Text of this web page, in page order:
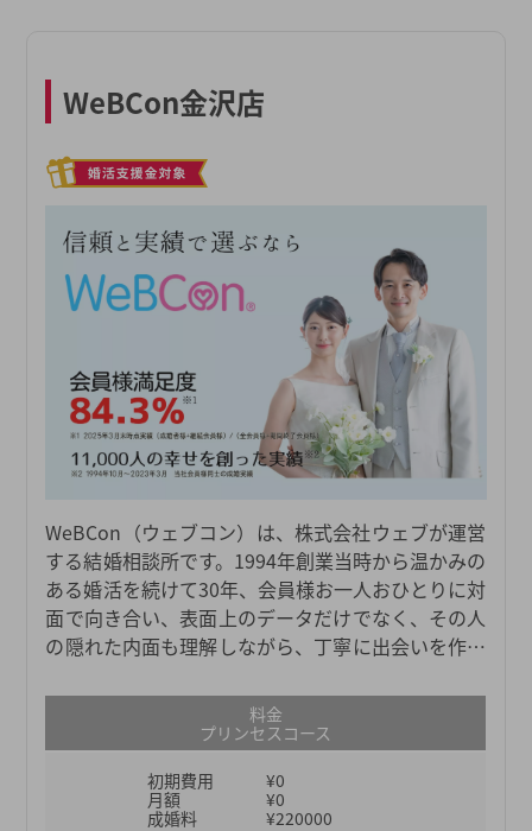
WeBCon金沢店
WeBCon（ウェブコン）は、株式会社ウェブが運営
する結婚相談所です。1994年創業当時から温かみの
ある婚活を続けて30年、会員様お一人おひとりに対
面で向き合い、表面上のデータだけでなく、その人
の隠れた内面も理解しながら、丁寧に出会いを作っ
80%を超える会員の満足度が物語っています。成婚
を第一に目指す結婚相談所WeBConで、素敵な出会
いを実現しましょう。
料金
プリンセスコース
初期費用
¥0
月額
¥0
成婚料
¥220000